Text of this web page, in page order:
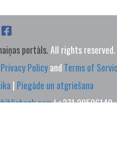
portāls.All rights reserved.
Privacy Policyand Terms of
| Piegāde un atgriešana
| +371 29506140